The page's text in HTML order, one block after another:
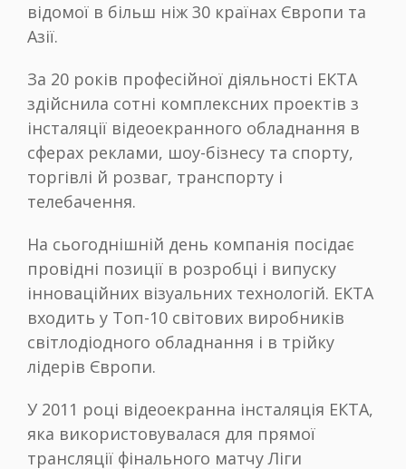
відомої в більш ніж 30 країнах Європи та
Азії.
За 20 років професійної діяльності ЕКТА
здійснила сотні комплексних проектів з
інсталяції відеоекранного обладнання в
сферах реклами, шоу-бізнесу та спорту,
торгівлі й розваг, транспорту і
телебачення.
На сьогоднішній день компанія посідає
провідні позиції в розробці і випуску
інноваційних візуальних технологій. ЕКТА
входить у Топ-10 світових виробників
світлодіодного обладнання і в трійку
лідерів Європи.
У 2011 році відеоекранна інсталяція ЕКТА,
яка використовувалася для прямої
трансляції фінального матчу Ліги